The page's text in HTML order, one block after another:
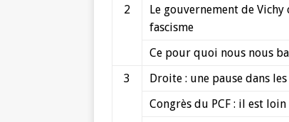
2
Le gouvernement de
fascisme
Ce pour quoi nous nous
3
Droite : une pause dans
Congrès du PCF : il est